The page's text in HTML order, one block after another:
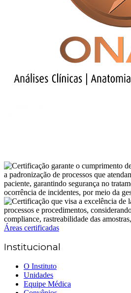
Áreas certificadas
Institucional
O Instituto
Unidades
Equipe Médica